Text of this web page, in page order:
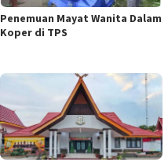
Penemuan Mayat Wanita Dalam
Koper di TPS